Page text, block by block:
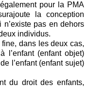
pour la PMA
la conception
n’existe pas en dehors
individus.
fine, dans les deux cas,
l’enfant (enfant objet)
l’enfant (enfant sujet)
du droit des enfants,